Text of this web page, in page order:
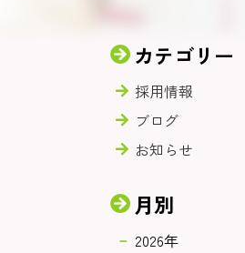
カテゴリー
採用情報
ブログ
お知らせ
月別
2026年